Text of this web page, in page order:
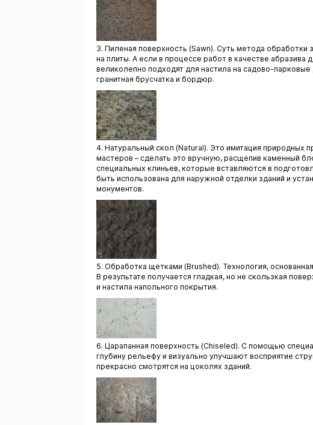
3. Пиленая поверхность (Sawn). Суть метода
на плиты. А если в процессе работ в качестве
великолепно подходят для настила на садово-
гранитная брусчатка и бордюр.
4. Натуральный скол (Natural). Это имитация природных
мастеров – сделать это вручную, расщепив каменный
специальных клиньев, которые вставляются в
быть использована для наружной отделки зданий и
монументов.
5. Обработка щетками (Brushed). Технология,
В результате получается гладкая, но не скользкая
и настила напольного покрытия.
6. Царапанная поверхность (Chiseled). С помощью
глубину рельефу и визуально улучшают восприятие
прекрасно смотрятся на цоколях зданий.